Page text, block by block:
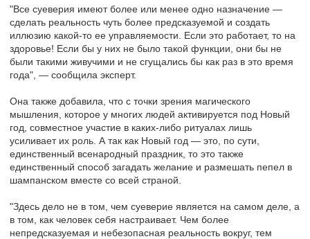
"Все суеверия имеют более или менее одно назначение —
сделать реальность чуть более предсказуемой и создать
иллюзию какой-то ее управляемости. Если это работает, то на
здоровье! Если бы у них не было такой функции, они бы не
были такими живучими и не сгущались бы как раз в это время
года", — сообщила эксперт.
Она также добавила, что с точки зрения магического
мышления, которое у многих людей активируется под Новый
год, совместное участие в каких-либо ритуалах лишь
усиливает их роль. А так как Новый год — это, по сути,
единственный всенародный праздник, то это также
единственный способ загадать желание и размешать пепел в
шампанском вместе со всей страной.
"Здесь дело не в том, чем суеверие является на самом деле, а
в том, как человек себя настраивает. Чем более
непредсказуемая и небезопасная реальность вокруг, тем